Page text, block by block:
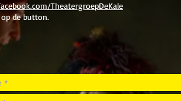
TheatergroepDeKale
de button.